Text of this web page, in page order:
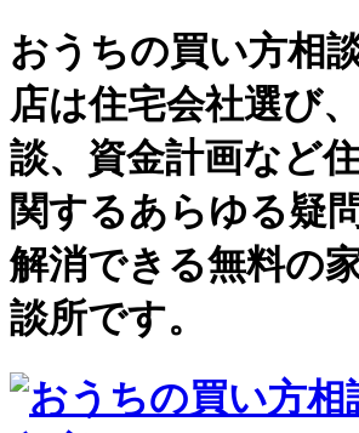
おうちの買い方相
店は住宅会社選び
談、資金計画など
関するあらゆる疑
解消できる無料の
談所です。